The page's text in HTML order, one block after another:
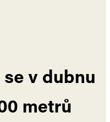
v dubnu
metrů